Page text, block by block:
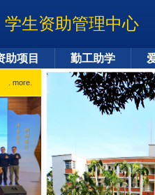
学生资助管理中心
助项目 勤工助学
. more.